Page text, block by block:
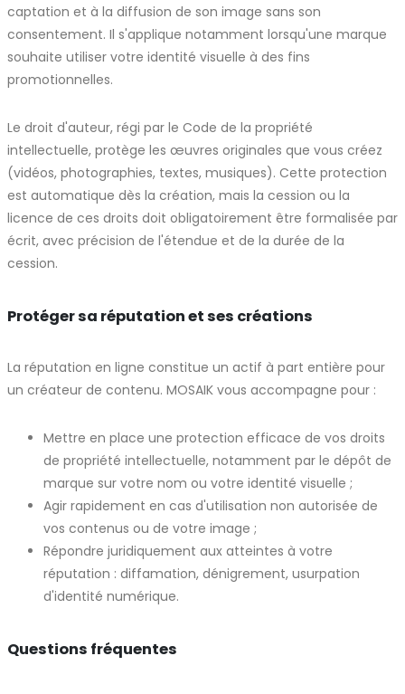
captation et à la diffusion de son image sans son
consentement. Il s'applique notamment lorsqu'une marque
souhaite utiliser votre identité visuelle à des fins
promotionnelles.
Le droit d'auteur, régi par le Code de la propriété
intellectuelle, protège les œuvres originales que vous créez
(vidéos, photographies, textes, musiques). Cette protection
est automatique dès la création, mais la cession ou la
licence de ces droits doit obligatoirement être formalisée par
écrit, avec précision de l'étendue et de la durée de la
cession.
Protéger sa réputation et ses créations
La réputation en ligne constitue un actif à part entière pour
un créateur de contenu. MOSAIK vous accompagne pour :
Mettre en place une protection efficace de vos droits
de propriété intellectuelle, notamment par le dépôt de
marque sur votre nom ou votre identité visuelle ;
Agir rapidement en cas d'utilisation non autorisée de
vos contenus ou de votre image ;
Répondre juridiquement aux atteintes à votre
réputation : diffamation, dénigrement, usurpation
d'identité numérique.
Questions fréquentes